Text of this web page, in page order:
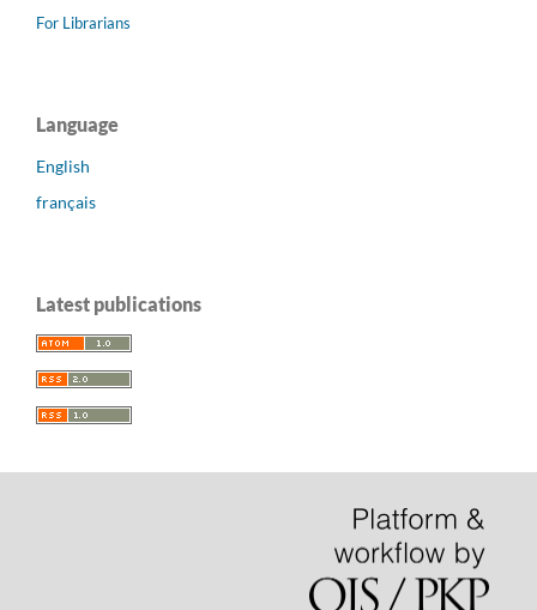
For Librarians
Language
English
français
Latest publications